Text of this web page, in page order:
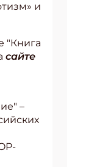
и
"Книга
сайте
–